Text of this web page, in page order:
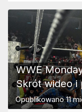
WWE
Skrót wideo i
Opublikowano11